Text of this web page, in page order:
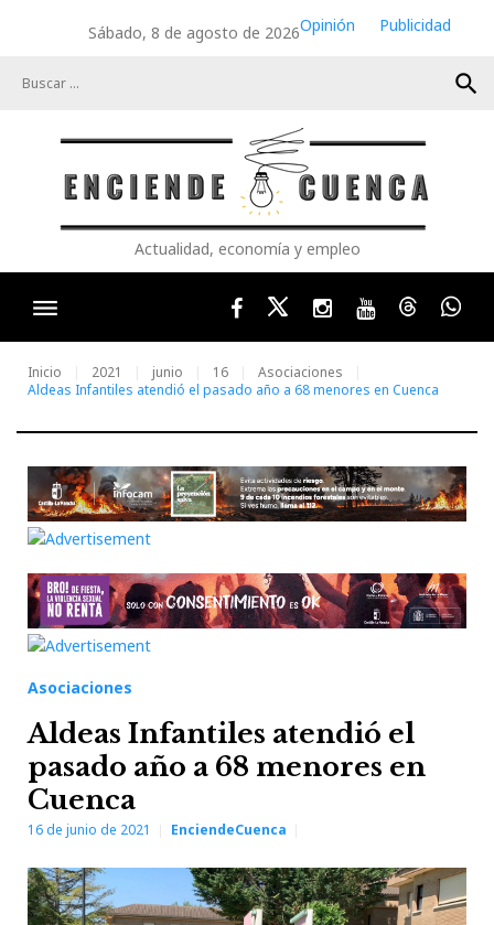
Sábado, 8 de agosto de 2026Opinión
Publicidad
search
Actualidad, economía y empleo
FacebookTwitterInstagram
YoutubeThreads
Inicio 2021 junio 16
Asociaciones
Aldeas Infantiles atendió el pasado año a 68 menores en Cuenca
Asociaciones
Aldeas Infantiles atendió el
pasado año a 68 menores en
Cuenca
16 de junio de 2021 EnciendeCuenca